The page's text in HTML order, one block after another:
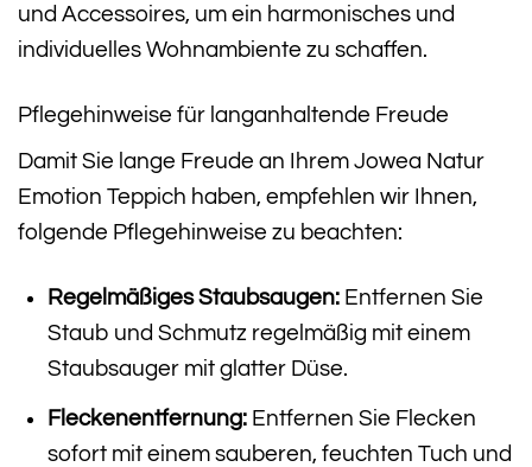
und Accessoires, um ein harmonisches und
individuelles Wohnambiente zu schaffen.
Pflegehinweise für langanhaltende Freude
Damit Sie lange Freude an Ihrem Jowea Natur
Emotion Teppich haben, empfehlen wir Ihnen,
folgende Pflegehinweise zu beachten:
Regelmäßiges Staubsaugen:Entfernen Sie
Staub und Schmutz regelmäßig mit einem
Staubsauger mit glatter Düse.
Fleckenentfernung:Entfernen Sie Flecken
sofort mit einem sauberen, feuchten Tuch und